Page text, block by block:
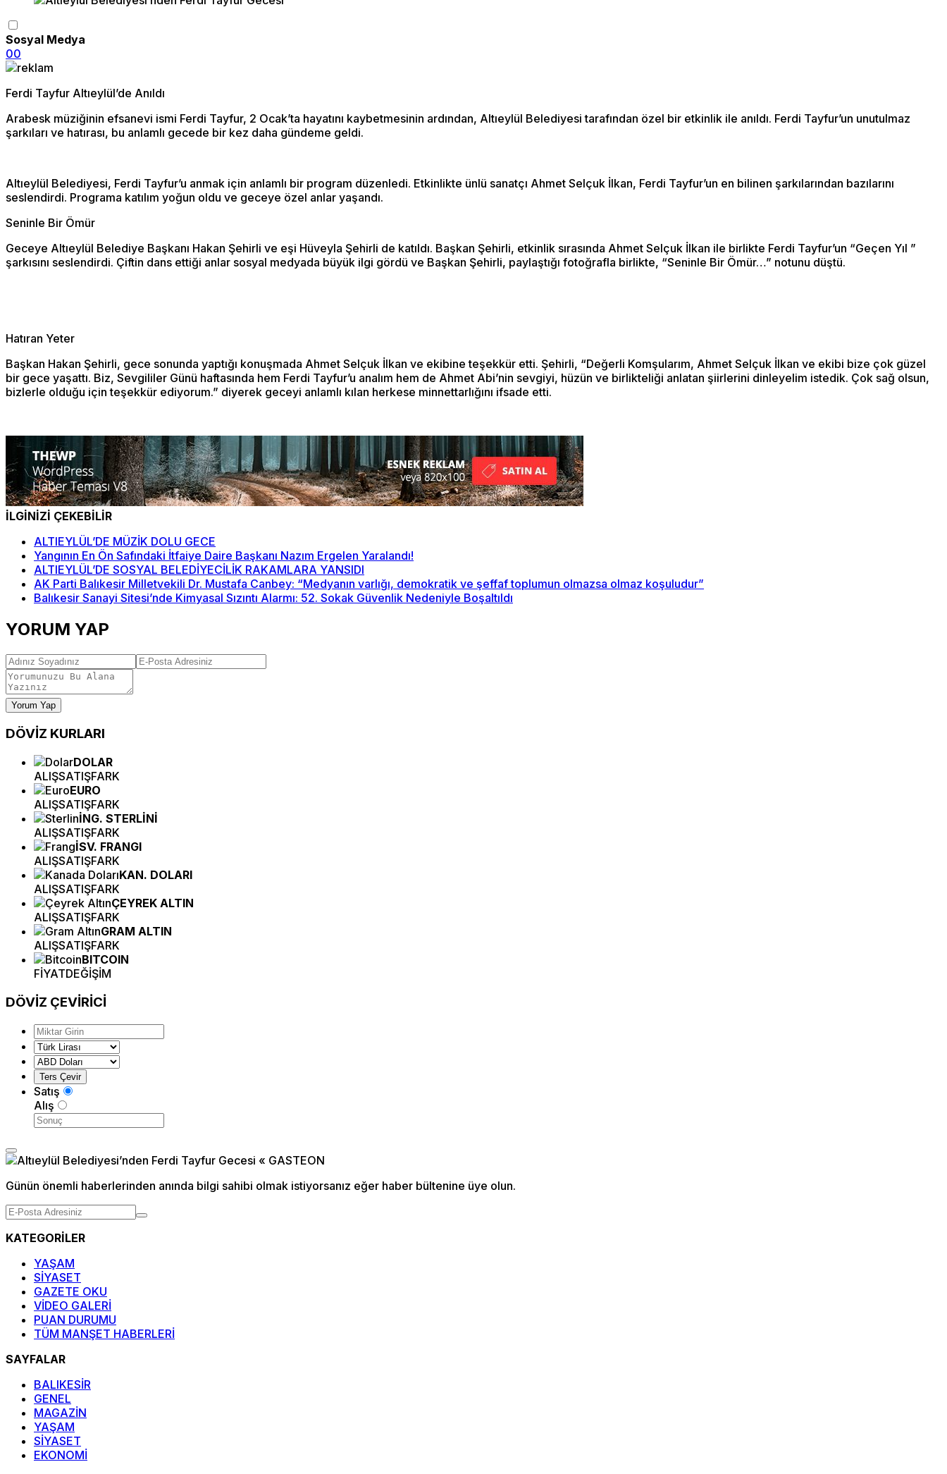
Sosyal Medya
00
Ferdi Tayfur Altıeylül’de Anıldı
Arabesk müziğinin efsanevi ismi Ferdi Tayfur, 2 Ocak’ta hayatını kaybetmesinin ardından, Altıeylül Belediyesi tarafından özel bir etkinlik ile anıldı. Ferdi Tayfur’un unutulmaz
şarkıları ve hatırası, bu anlamlı gecede bir kez daha gündeme geldi.
Altıeylül Belediyesi, Ferdi Tayfur’u anmak için anlamlı bir program düzenledi. Etkinlikte ünlü sanatçı Ahmet Selçuk İlkan, Ferdi Tayfur’un en bilinen şarkılarından bazılarını
seslendirdi. Programa katılım yoğun oldu ve geceye özel anlar yaşandı.
Seninle Bir Ömür
Geceye Altıeylül Belediye Başkanı Hakan Şehirli ve eşi Hüveyla Şehirli de katıldı. Başkan Şehirli, etkinlik sırasında Ahmet Selçuk İlkan ile birlikte Ferdi Tayfur’un “Geçen Yıl ”
şarkısını seslendirdi. Çiftin dans ettiği anlar sosyal medyada büyük ilgi gördü ve Başkan Şehirli, paylaştığı fotoğrafla birlikte, “Seninle Bir Ömür…” notunu düştü.
Hatıran Yeter
Başkan Hakan Şehirli, gece sonunda yaptığı konuşmada Ahmet Selçuk İlkan ve ekibine teşekkür etti. Şehirli, “Değerli Komşularım, Ahmet Selçuk İlkan ve ekibi bize çok güzel
bir gece yaşattı. Biz, Sevgililer Günü haftasında hem Ferdi Tayfur’u analım hem de Ahmet Abi’nin sevgiyi, hüzün ve birlikteliği anlatan şiirlerini dinleyelim istedik. Çok sağ olsun,
bizlerle olduğu için teşekkür ediyorum.” diyerek geceyi anlamlı kılan herkese minnettarlığını ifsade etti.
İLGİNİZİ ÇEKEBİLİR
ALTIEYLÜL’DE MÜZİK DOLU GECE
Yangının En Ön Safındaki İtfaiye Daire Başkanı Nazım Ergelen Yaralandı!
ALTIEYLÜL’DE SOSYAL BELEDİYECİLİK RAKAMLARA YANSIDI
AK Parti Balıkesir Milletvekili Dr. Mustafa Canbey: “Medyanın varlığı, demokratik ve şeffaf toplumun olmazsa olmaz koşuludur”
Balıkesir Sanayi Sitesi’nde Kimyasal Sızıntı Alarmı: 52. Sokak Güvenlik Nedeniyle Boşaltıldı
YORUM YAP
Yorum Yap
DÖVİZ KURLARI
DOLAR
ALIŞSATIŞFARK
EURO
ALIŞSATIŞFARK
İNG. STERLİNİ
ALIŞSATIŞFARK
İSV. FRANGI
ALIŞSATIŞFARK
KAN. DOLARI
ALIŞSATIŞFARK
ÇEYREK ALTIN
ALIŞSATIŞFARK
GRAM ALTIN
ALIŞSATIŞFARK
BITCOIN
FİYATDEĞİŞİM
DÖVİZ ÇEVİRİCİ
Satış
Alış
Günün önemli haberlerinden anında bilgi sahibi olmak istiyorsanız eğer haber bültenine üye olun.
KATEGORİLER
YAŞAM
SİYASET
GAZETE OKU
VİDEO GALERİ
PUAN DURUMU
TÜM MANŞET HABERLERİ
SAYFALAR
BALIKESİR
GENEL
MAGAZİN
YAŞAM
SİYASET
EKONOMİ